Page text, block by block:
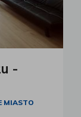
-
MIASTO